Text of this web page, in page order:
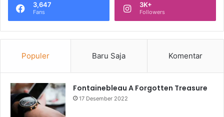
3,647
Fans
3K+
Followers
Populer Baru Saja Komentar
Fontainebleau A Forgotten Treasure
17 Desember 2022